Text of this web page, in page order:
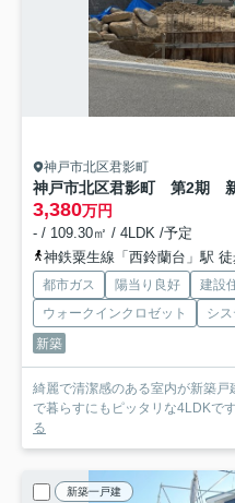
神戸市北区君影町
神戸市北区君影町 第2期
3,380万円
- / 109.30㎡ / 4LDK /予定
神鉄粟生線「西鈴蘭台」駅
都市ガス 陽当り良好 建設
ウォークインクロゼット
シ
新築
綺麗で清潔感のある室内が新築
で暮らすにもピッタリな4LDKで
る
新築一戸建